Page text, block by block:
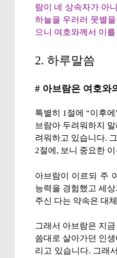
람이 네 상속자가 아
하늘을 우러러 뭇별
으니 여호와께서 이
2. 하루말씀
# 아브람은 여호와
특별히 1절에 “이후
브람아 두려워하지
려워하고 있습니다.
2절에, 보니 중요한
아브람이 이르되 주
능력을 경험했고 세
주신 다는 약속은 대
그래서 아브람은 지
씀대로 살아가던 인
리고 있습니다. 그래